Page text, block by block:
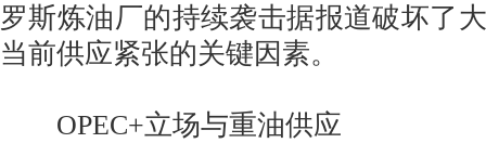
罗斯炼油厂的持续袭击据报道破坏了
当前供应紧张的关键因素。
OPEC+立场与重油供应